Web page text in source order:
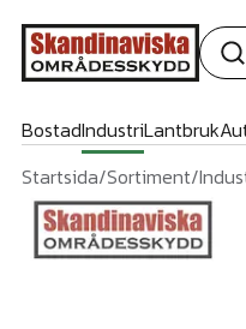
BostadIndustriLantbruk
Startsida/Sortiment/